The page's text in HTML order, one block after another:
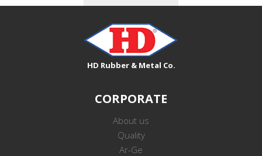
HD Rubber & Metal Co.
CORPORATE
About us
Quality
Ar-Ge